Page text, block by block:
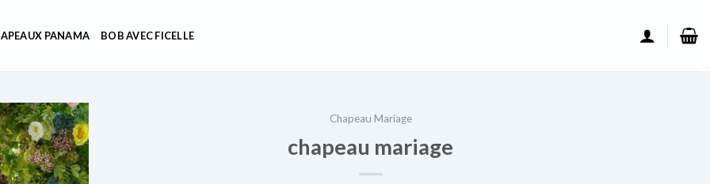
PANAMA BOB AVEC FICELLE
Chapeau Mariage
chapeau mariage